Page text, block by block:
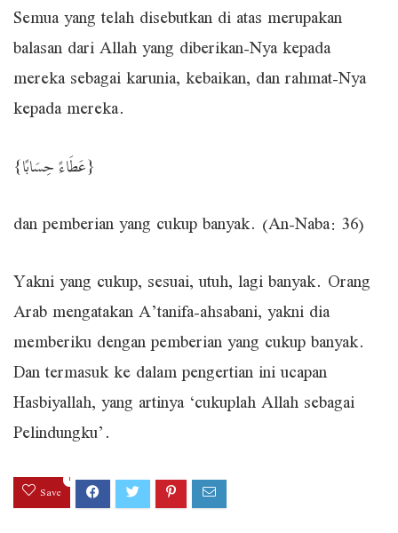
Semua yang telah disebutkan di atas merupakan
balasan dari Allah yang diberikan-Nya kepada
mereka sebagai karunia, kebaikan, dan rahmat-Nya
kepada mereka.
{عَطَاءً حِسَابًا}
dan pemberian yang cukup banyak. (An-Naba: 36)
Yakni yang cukup, sesuai, utuh, lagi banyak. Orang
Arab mengatakan A’tanifa-ahsabani, yakni dia
memberiku dengan pemberian yang cukup banyak.
Dan termasuk ke dalam pengertian ini ucapan
Hasbiyallah, yang artinya ‘cukuplah Allah sebagai
Pelindungku’.
Save
1